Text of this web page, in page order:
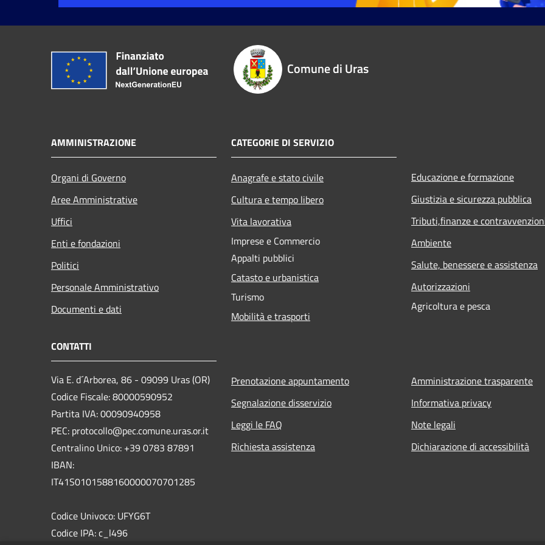
Comune di Uras
AMMINISTRAZIONE
Organi di Governo
Aree Amministrative
Uffici
Enti e fondazioni
Politici
Personale Amministrativo
Documenti e dati
CATEGORIE DI SERVIZIO
Anagrafe e stato civile
Cultura e tempo libero
Vita lavorativa
Imprese e Commercio
Appalti pubblici
Catasto e urbanistica
Turismo
Mobilità e trasporti
Educazione e formazione
Giustizia e sicurezza pubblica
Tributi,finanze e
Ambiente
Salute, benessere e assistenza
Autorizzazioni
Agricoltura e pesca
CONTATTI
Via E. d´Arborea, 86 - 09099 Uras (OR)
Codice Fiscale: 80000590952
Partita IVA: 00090940958
PEC: protocollo@pec.comune.uras.or.it
Centralino Unico: +39 0783 87891
IBAN:
IT41S0101588160000070701285
Codice Univoco: UFYG6T
Codice IPA: c_l496
Prenotazione appuntamento
Segnalazione disservizio
Leggi le FAQ
Richiesta assistenza
Amministrazione trasparente
Informativa privacy
Note legali
Dichiarazione di accessibilità